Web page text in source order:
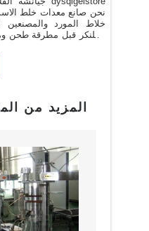
نحن صانع معدات خلط
خلاط المورد
الكلنكر قبل مطرقة
المزيد من